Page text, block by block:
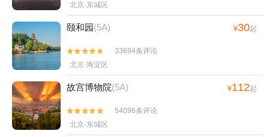
北京·东城区
颐和园(5A) ¥30起


33694条评论
北京·海淀区
故宫博物院(5A) ¥112起


54096条评论
北京·东城区